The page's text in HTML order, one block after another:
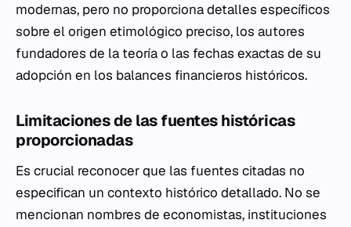
modernas, pero no proporciona detalles específicos
sobre el origen etimológico preciso, los autores
fundadores de la teoría o las fechas exactas de su
adopción en los balances financieros históricos.
Limitaciones de las fuentes históricas
proporcionadas
Es crucial reconocer que las fuentes citadas no
especifican un contexto histórico detallado. No se
mencionan nombres de economistas, instituciones